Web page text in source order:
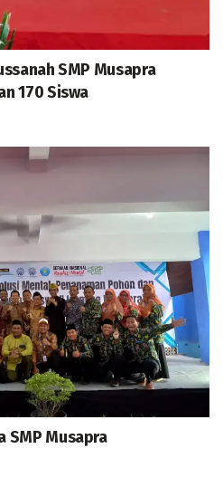
SMP Musapra
170 Siswa
SMP Musapra